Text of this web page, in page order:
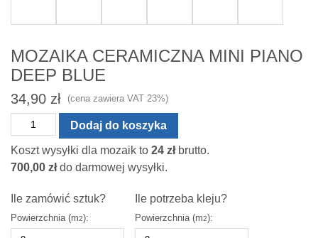
MOZAIKA CERAMICZNA MINI PIANO
DEEP BLUE
34,90 zł (cena zawiera VAT 23%)
ilość
MOZAIKA
CERAMICZNA
MINI
DEEP
BLUE
Dodaj do koszyka
Koszt wysyłki dla mozaik to 24 złbrutto.
700,00 złdo darmowej wysyłki.
Ile zamówić sztuk?
Powierzchnia (m2):
Ile potrzeba kleju?
Powierzchnia (m2):